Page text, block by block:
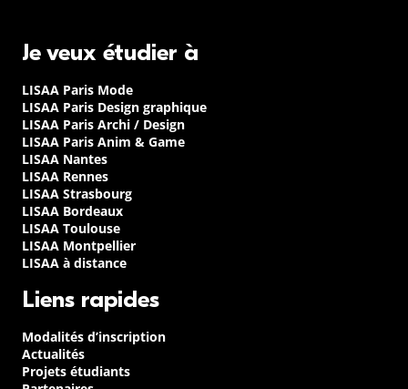
Je veux étudier à
LISAA Paris Mode
LISAA Paris Design graphique
LISAA Paris Archi / Design
LISAA Paris Anim & Game
LISAA Nantes
LISAA Rennes
LISAA Strasbourg
LISAA Bordeaux
LISAA Toulouse
LISAA Montpellier
LISAA à distance
Liens rapides
Modalités d’inscription
Actualités
Projets étudiants